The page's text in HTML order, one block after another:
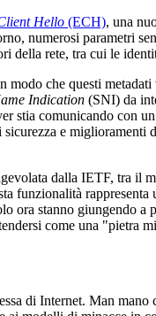
Hello (ECH), una
numerosi parametri
della rete, tra cui le
che questi
Indication (SNI) da
stia comunicando con
e
dalla IETF, tra il
funzionalità
ora stanno giungendo a
come una "pietra
di Internet. Man